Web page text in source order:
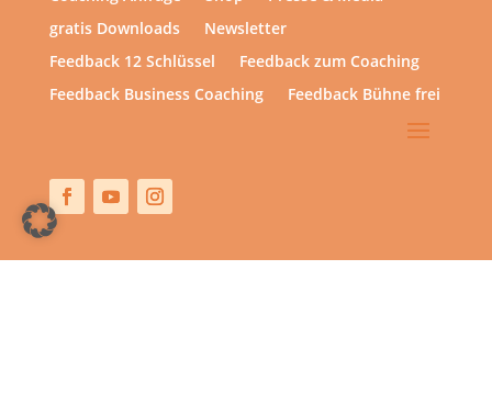
gratis Downloads
Newsletter
Feedback 12 Schlüssel
Feedback zum Coaching
Feedback Business Coaching
Feedback Bühne frei